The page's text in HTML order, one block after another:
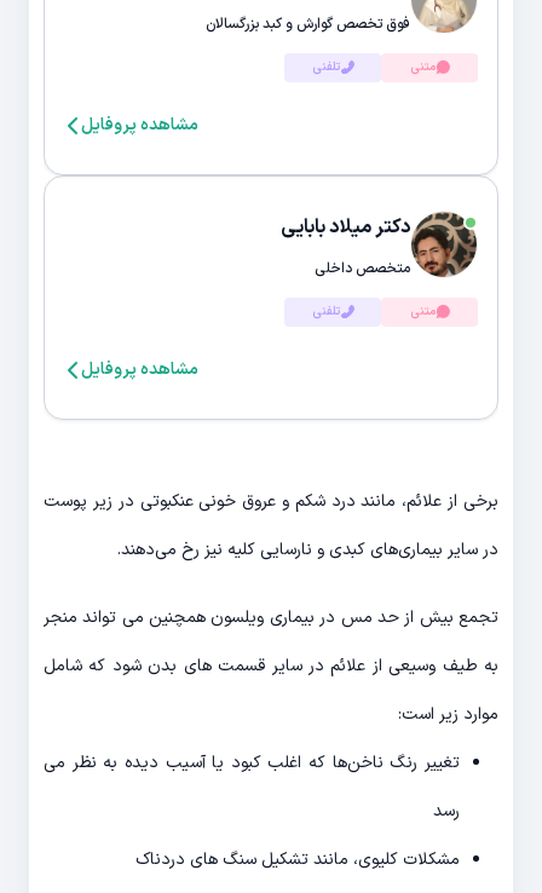
فوق تخصص گوارش و کبد بزرگسالان
متنی تلفنی
مشاهده پروفایل
دکتر میلاد بابایی
متخصص داخلی
متنی تلفنی
مشاهده پروفایل
برخی از علائم، مانند درد شکم و عروق خونی عنکبوتی در زیر پوست
در سایر بیماری‌های کبدی و نارسایی کلیه نیز رخ می‌دهند.
تجمع بیش از حد مس در بیماری ویلسون همچنین می تواند منجر
به طیف وسیعی از علائم در سایر قسمت های بدن شود که شامل
موارد زیر است:
تغییر رنگ ناخن‌ها که اغلب کبود یا آسیب دیده به نظر می
رسد
مشکلات کلیوی، مانند تشکیل سنگ های دردناک